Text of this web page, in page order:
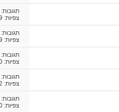
תגובות:
צפיות: 779
תגובות:
צפיות: 909
תגובות:
צפיות: 1,060
תגובות:
צפיות: 1,202
תגובות:
צפיות: 600